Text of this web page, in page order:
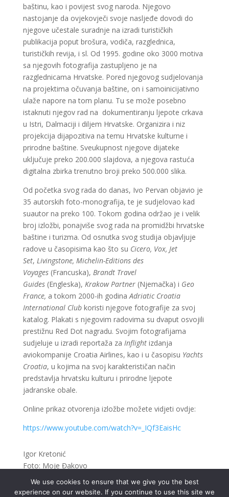
baštinu, kao i povijest svog naroda. Njegovo
nastojanje da ovjekovječi svoje nasljeđe dovodi do
njegove učestale suradnje na izradi turističkih
publikacija poput brošura, vodiča, razglednica,
turističkih revija, i sl. Od 1995. godine oko 3000 motiva
sa njegovih fotografija zastupljeno je na
razglednicama Hrvatske. Pored njegovog sudjelovanja
na projektima očuvanja baštine, on i samoinicijativno
ulaže napore na tom planu. Tu se može posebno
istaknuti njegov rad na dokumentiranju ljepote crkava
u Istri, Dalmaciji i diljem Hrvatske. Organizira i niz
projekcija dijapozitiva na temu Hrvatske kulturne i
prirodne baštine. Sveukupnost njegove dijateke
uključuje preko 200.000 slajdova, a njegova rastuća
digitalna zbirka trenutno broji preko 500.000 slika.
Od početka svog rada do danas, Ivo Pervan objavio je
35 autorskih foto-monografija, te je sudjelovao kad
suautor na preko 100. Tokom godina održao je i velik
broj izložbi, ponajviše svog rada na promidžbi hrvatske
baštine i turizma. Od osnutka svog studija objavljuje
radove u časopisima kao što su Cicero, Vox, Jet
Set, Livingstone, Michelin-Editions des
Voyages (Francuska), Brandt Travel
Guides(Engleska), Krakow Partner (Njemačka) i Geo
France, a tokom 2000-ih godinaAdriatic Croatia
International Clubkoristi njegove fotografije za svoj
katalog. Plakati s njegovim radovima su dvaput osvojili
prestižnu Red Dot nagradu. Svojim fotografijama
sudjeluje u izradi reportaža za Inflightizdanja
aviokompanije Croatia Airlines, kao i u časopisu Yachts
Croatia, u kojima na svoj karakterističan način
predstavlja hrvatsku kulturu i prirodne ljepote
jadranske obale.
Online prikaz otvorenja izložbe možete vidjeti ovdje:
https://www.youtube.com/watch?v=_IQf3EaisHc
Igor Kretonić
Foto: Moje Đakovo
We use cookies to ensure that we give you the best
experience on our website. If you continue to use this site we